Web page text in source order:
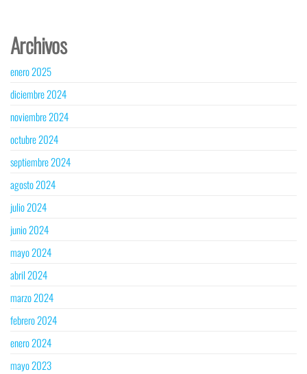
Archivos
enero 2025
diciembre 2024
noviembre 2024
octubre 2024
septiembre 2024
agosto 2024
julio 2024
junio 2024
mayo 2024
abril 2024
marzo 2024
febrero 2024
enero 2024
mayo 2023